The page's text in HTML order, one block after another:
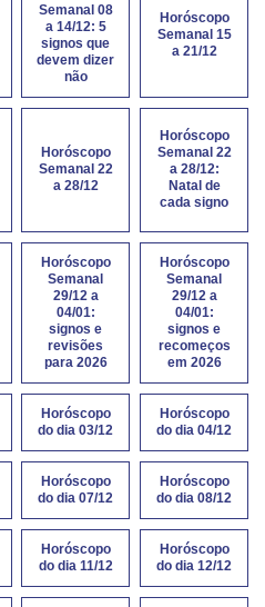
Semanal 08
a 14/12: 5
signos que
devem dizer
não
Horóscopo
Semanal 15
a 21/12
Horóscopo
Semanal 22
a 28/12
Horóscopo
Semanal 22
a 28/12:
Natal de
cada signo
Horóscopo
Semanal
29/12 a
04/01:
signos e
revisões
para 2026
Horóscopo
Semanal
29/12 a
04/01:
signos e
recomeços
em 2026
Horóscopo
do dia 03/12
Horóscopo
do dia 04/12
Horóscopo
do dia 07/12
Horóscopo
do dia 08/12
Horóscopo
do dia 11/12
Horóscopo
do dia 12/12